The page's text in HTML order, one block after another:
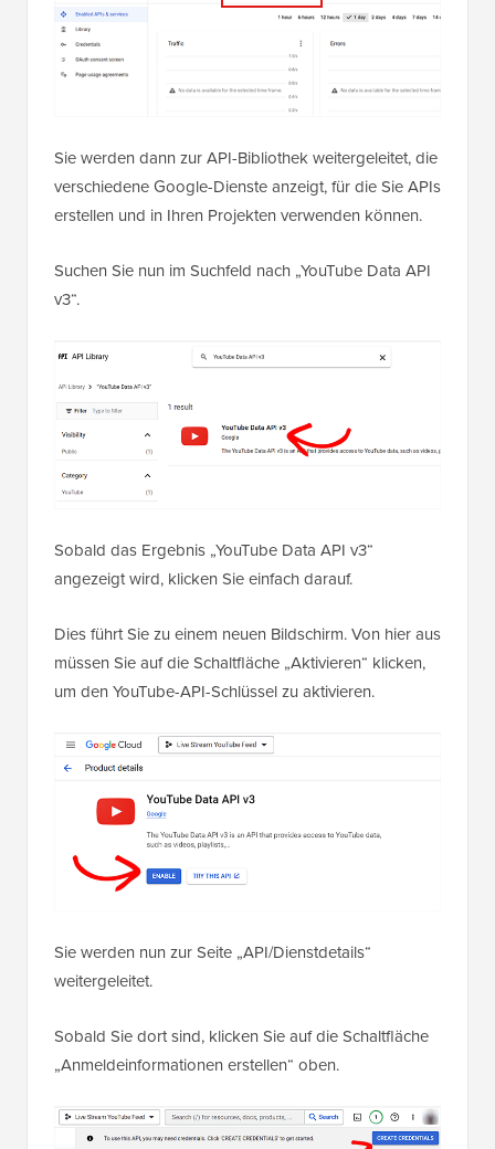
Sie werden dann zur API-Bibliothek weitergeleitet, die
verschiedene Google-Dienste anzeigt, für die Sie APIs
erstellen und in Ihren Projekten verwenden können.
Suchen Sie nun im Suchfeld nach „YouTube Data API
v3“.
Sobald das Ergebnis „YouTube Data API v3“
angezeigt wird, klicken Sie einfach darauf.
Dies führt Sie zu einem neuen Bildschirm. Von hier aus
müssen Sie auf die Schaltfläche „Aktivieren“ klicken,
um den YouTube-API-Schlüssel zu aktivieren.
Sie werden nun zur Seite „API/Dienstdetails“
weitergeleitet.
Sobald Sie dort sind, klicken Sie auf die Schaltfläche
„Anmeldeinformationen erstellen“ oben.